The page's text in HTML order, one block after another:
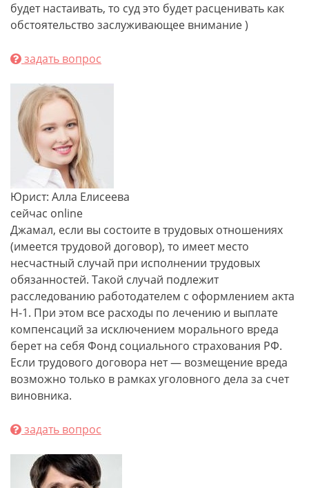
будет настаивать, то суд это будет расценивать как
обстоятельство заслуживающее внимание )
задать вопрос
Юрист: Алла Елисеева
сейчас online
Джамал, если вы состоите в трудовых отношениях
(имеется трудовой договор), то имеет место
несчастный случай при исполнении трудовых
обязанностей. Такой случай подлежит
расследованию работодателем с оформлением акта
Н-1. При этом все расходы по лечению и выплате
компенсаций за исключением морального вреда
берет на себя Фонд социального страхования РФ.
Если трудового договора нет — возмещение вреда
возможно только в рамках уголовного дела за счет
виновника.
задать вопрос